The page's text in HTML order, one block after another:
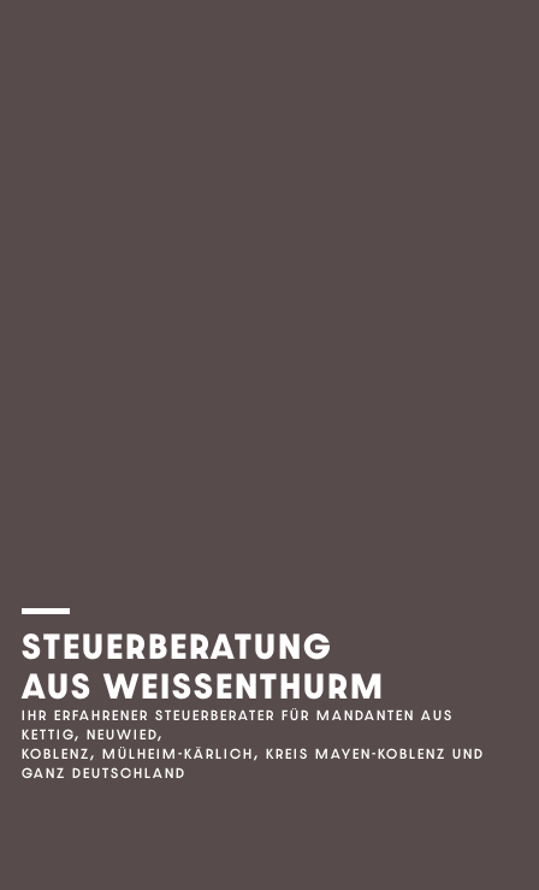
STEUERBERATUNG
AUS WEISSENTHURM
IHR ERFAHRENER STEUERBERATER FÜR MANDANTEN AUS
KETTIG, NEUWIED,
KOBLENZ, MÜLHEIM-KÄRLICH, KREIS MAYEN-KOBLENZ UND
GANZ DEUTSCHLAND